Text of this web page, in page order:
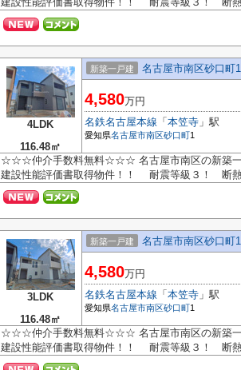
4LDK
116.48㎡
新築一戸建 名古屋市南区砂口町
4,580万円
名鉄名古屋本線 「 本笠寺 」駅
愛知県名古屋市南区砂口町1
☆☆☆仲介手数料無料☆☆☆ 名古屋市南区の新築一
建設性能評価書取得物件！！ 耐震等級３！ 断熱
3LDK
116.48㎡
新築一戸建 名古屋市南区砂口町
4,580万円
名鉄名古屋本線 「 本笠寺 」駅
愛知県名古屋市南区砂口町1
☆☆☆仲介手数料無料☆☆☆ 名古屋市南区の新築一
建設性能評価書取得物件！！ 耐震等級３！ 断熱